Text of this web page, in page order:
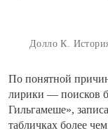
Долло К.
По понятной
лирики — поисков
Гильгамеше»,
табличках более